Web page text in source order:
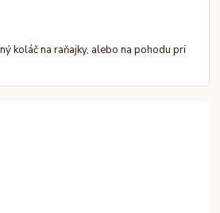
koláč na raňajky, alebo na pohodu pri